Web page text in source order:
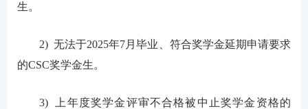
生。
2) 无法于2025年7月毕业、符合奖学金延期申请要求
的CSC奖学金生。
3) 上年度奖学金评审不合格被中止奖学金资格的